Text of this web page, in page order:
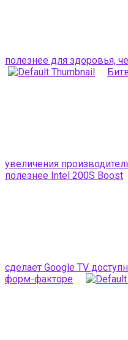
полезнее для здоровья,
увеличения
полезнее Intel 200S Boost
сделает Google TV
форм-факторе